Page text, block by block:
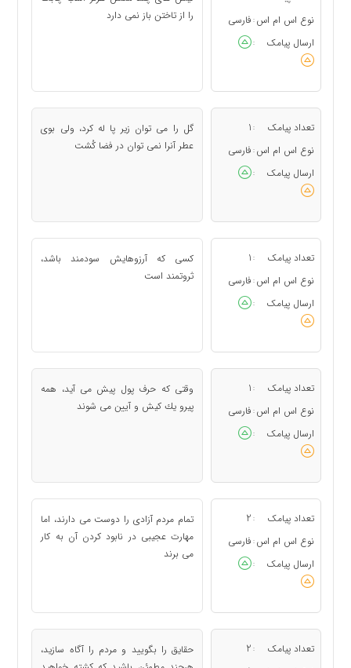
نوع اس ام اس : فارسی
ارسال پیامک
:
را از تاختن باز نمی دارد
تعداد پیامک :
1
نوع اس ام اس : فارسی
ارسال پیامک
:
گل را می توان زیر پا له کرد، ولی بوی
عطر آنرا نمی توان در فضا کُشت
تعداد پیامک :
1
نوع اس ام اس : فارسی
ارسال پیامک
:
كسی كه آرزوهایش سودمند باشد،
ثروتمند است
تعداد پیامک :
1
نوع اس ام اس : فارسی
ارسال پیامک
:
وقتی كه حرف پول پیش می آید، همه
پیرو یك كیش و آیین می شوند
تعداد پیامک :
2
نوع اس ام اس : فارسی
ارسال پیامک
:
تمام مردم آزادی را دوست می دارند، اما
مهارت عجیبی در نابود كردن آن به كار
می برند
تعداد پیامک :
2
حقایق را بگویید و مردم را آگاه سازید،